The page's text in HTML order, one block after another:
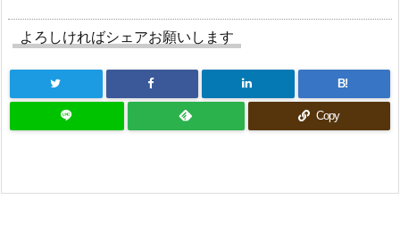
よろしければシェアお願いします
B!
Copy